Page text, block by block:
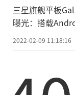
三星旗舰平板
曝光：搭载
2022-02-09 11:18:16